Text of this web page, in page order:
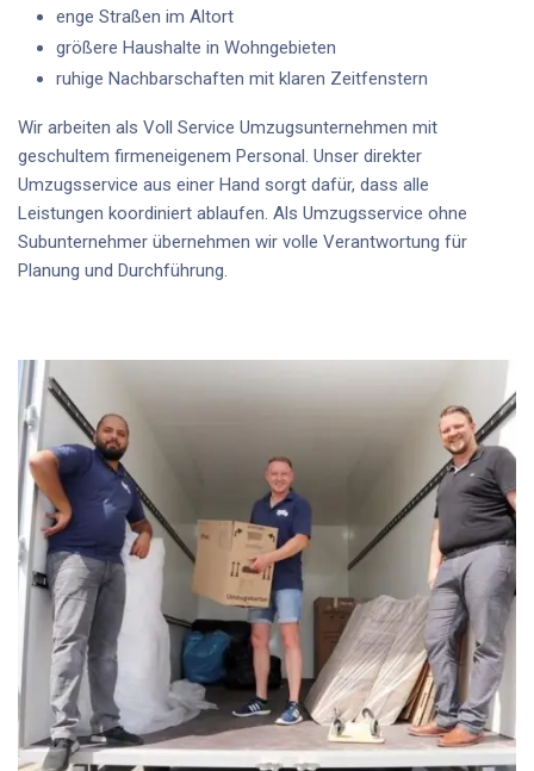
enge Straßen im Altort
größere Haushalte in Wohngebieten
ruhige Nachbarschaften mit klaren Zeitfenstern
Wir arbeiten als Voll Service Umzugsunternehmen mit
geschultem firmeneigenem Personal. Unser direkter
Umzugsservice aus einer Hand sorgt dafür, dass alle
Leistungen koordiniert ablaufen. Als Umzugsservice ohne
Subunternehmer übernehmen wir volle Verantwortung für
Planung und Durchführung.